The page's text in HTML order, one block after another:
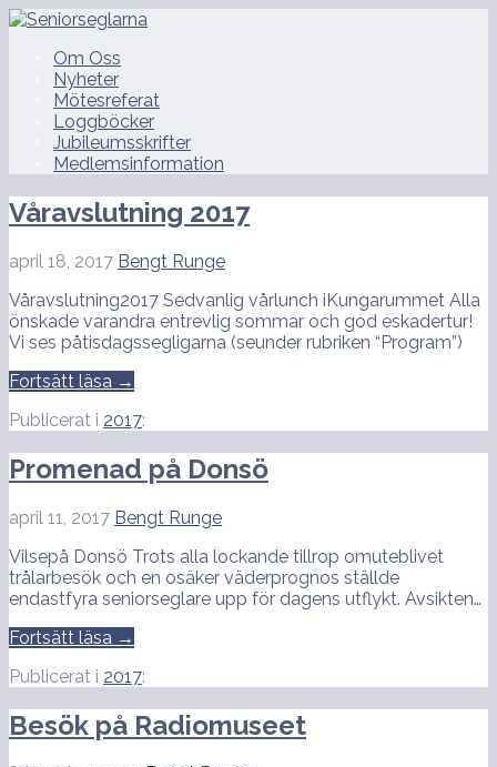
Hoppa
innehållOm Oss
Nyheter
Mötesreferat
Loggböcker
Jubileumsskrifter
Medlemsinformation
Våravslutning 2017
april 18, 2017 Bengt Runge
Våravslutning2017 Sedvanlig vårlunch iKungarummet Alla
önskade varandra entrevlig sommar och god eskadertur!
Vi ses påtisdagssegligarna (seunder rubriken “Program”)
Fortsätt läsa →
Publicerat i 2017:
Promenad på Donsö
april 11, 2017 Bengt Runge
Vilsepå Donsö Trots alla lockande tillrop omuteblivet
trålarbesök och en osäker väderprognos ställde
endastfyra seniorseglare upp för dagens utflykt. Avsikten…
Fortsätt läsa →
Publicerat i 2017:
Besök på Radiomuseet